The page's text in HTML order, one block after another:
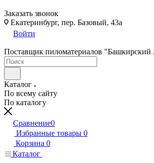
Заказать звонок
Екатеринбург, пер. Базовый, 43а
Войти
Поставщик пиломатериалов "Башкирский
Каталог
По всему сайту
По каталогу
Сравнение0
Избранные товары 0
Корзина 0
Каталог